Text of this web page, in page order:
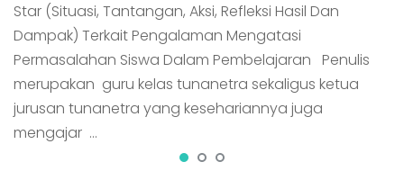
Star (Situasi, Tantangan, Aksi, Refleksi Hasil Dan
Dampak) Terkait Pengalaman Mengatasi
Permasalahan Siswa Dalam Pembelajaran Penulis
merupakan guru kelas tunanetra sekaligus ketua
jurusan tunanetra yang kesehariannya juga
mengajar …